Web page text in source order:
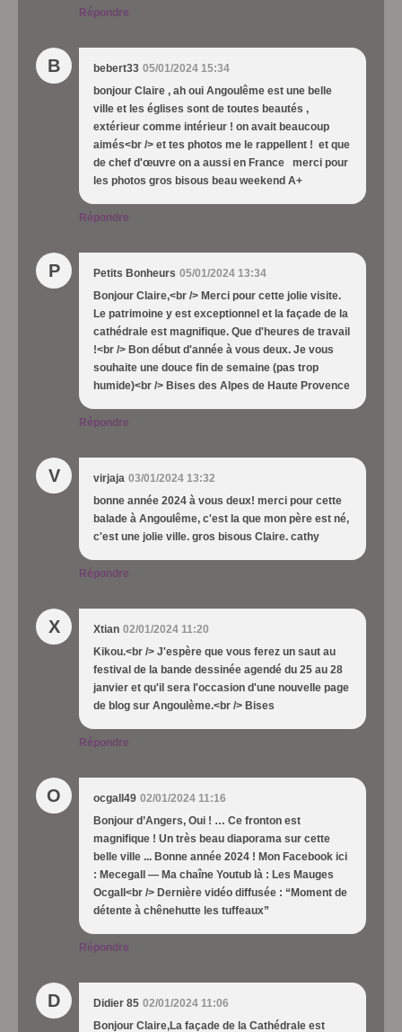
Répondre
B bebert33 05/01/2024 15:34
bonjour Claire , ah oui Angoulême est une belle
ville et les églises sont de toutes beautés ,
extérieur comme intérieur ! on avait beaucoup
aimés<br /> et tes photos me le rappellent ! et que
de chef d'œuvre on a aussi en France merci pour
les photos gros bisous beau weekend A+
Répondre
P Petits Bonheurs 05/01/2024 13:34
Bonjour Claire,<br /> Merci pour cette jolie visite.
Le patrimoine y est exceptionnel et la façade de la
cathédrale est magnifique. Que d'heures de travail
!<br /> Bon début d'année à vous deux. Je vous
souhaite une douce fin de semaine (pas trop
humide)<br /> Bises des Alpes de Haute Provence
Répondre
V virjaja 03/01/2024 13:32
bonne année 2024 à vous deux! merci pour cette
balade à Angoulême, c'est la que mon père est né,
c'est une jolie ville. gros bisous Claire. cathy
Répondre
X Xtian 02/01/2024 11:20
Kikou.<br /> J'espère que vous ferez un saut au
festival de la bande dessinée agendé du 25 au 28
janvier et qu'il sera l'occasion d'une nouvelle page
de blog sur Angoulème.<br /> Bises
Répondre
O ocgall49 02/01/2024 11:16
Bonjour d’Angers, Oui ! … Ce fronton est
magnifique ! Un très beau diaporama sur cette
belle ville ... Bonne année 2024 ! Mon Facebook ici
: Mecegall — Ma chaîne Youtub là : Les Mauges
Ocgall<br /> Dernière vidéo diffusée : “Moment de
détente à chênehutte les tuffeaux”
Répondre
D Didier 85 02/01/2024 11:06
Bonjour Claire,La façade de la Cathédrale est